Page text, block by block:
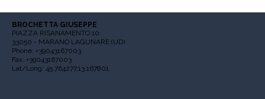
BROCHETTA GIUSEPPE
PIAZZA RISANAMENTO 10
33050 - MARANO LAGUNARE (UD)
Phone: +39043167003
Fax: +39043167003
Lat/Long: 45.764277,13.167801